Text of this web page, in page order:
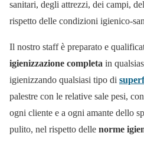
sanitari, degli attrezzi, dei campi,
rispetto delle condizioni igienico-
Il nostro staff è preparato e
igienizzazione completa in
igienizzando qualsiasi tipo di
palestre con le relative sale pesi,
ogni cliente e a ogni amante dello
pulito, nel rispetto delle norme